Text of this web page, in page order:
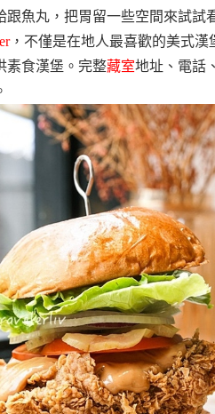
跟魚丸，把胃留一些空間來試
，不僅是在地人最喜歡的美式
素食漢堡。完整藏室地址、電話